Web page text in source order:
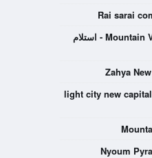
ماونتن فيو 4 أكتوبر - Mountain View 4 October - استلام
كمبوند لايت سيتي العاصمة الادارية – light city new capital